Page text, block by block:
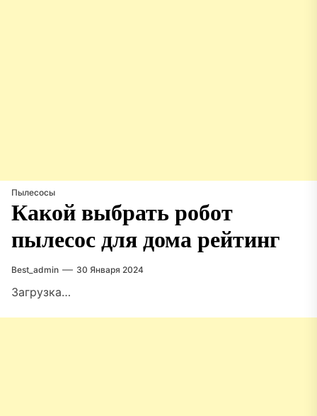
Пылесосы
Какой выбрать робот
пылесос для дома рейтинг
Best_admin 30 Января 2024
Загрузка…